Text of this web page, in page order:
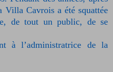
Villa Cavrois a été squattée
de tout un public, de se
à l’administratrice de la